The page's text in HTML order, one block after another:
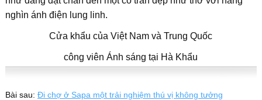
nghìn ánh điện lung linh.
Cửa khẩu của Việt Nam và Trung Quốc
công viên Ánh sáng tại Hà Khẩu
Bài sau: Đi chợ ở Sapa một trải nghiệm thú vị không tưởng